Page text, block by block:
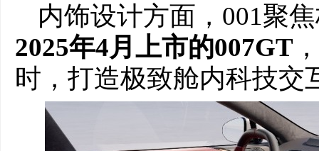
内饰设计方面，001聚
2025年4月上市的007GT
时，打造极致舱内科技交